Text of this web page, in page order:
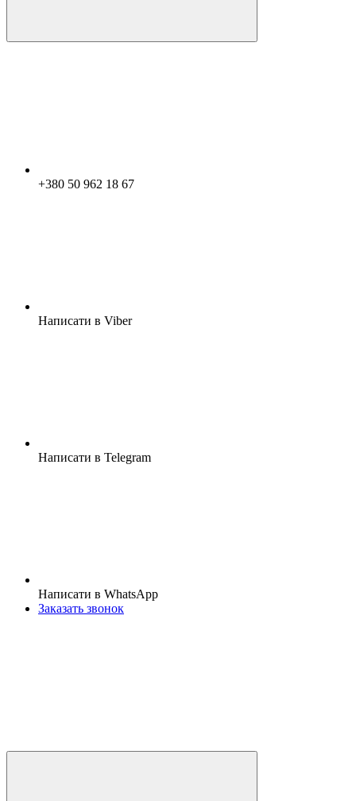
+380 50 962 18 67
Написати в Viber
Написати в Telegram
Написати в WhatsApp
Заказать звонок